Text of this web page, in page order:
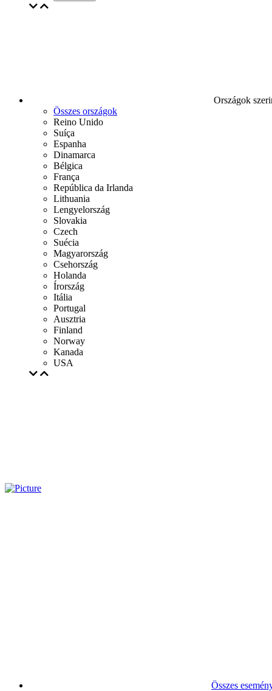
Országok
Összes országok
Reino Unido
Suíça
Espanha
Dinamarca
Bélgica
França
República da Irlanda
Lithuania
Lengyelország
Slovakia
Czech
Suécia
Magyarország
Csehország
Holanda
Írország
Itália
Portugal
Ausztria
Finland
Norway
Kanada
USA
Összes